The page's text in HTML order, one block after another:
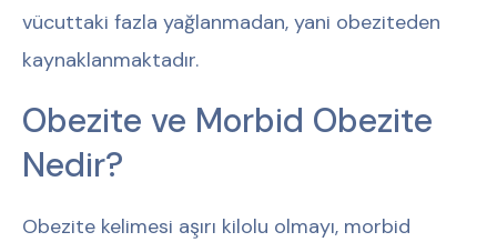
vücuttaki fazla yağlanmadan, yani obeziteden
kaynaklanmaktadır.
Obezite ve Morbid Obezite
Nedir?
Obezite kelimesi aşırı kilolu olmayı, morbid